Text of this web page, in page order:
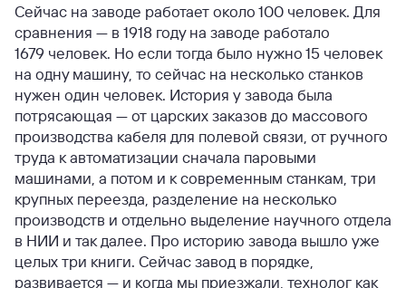
Сейчас на заводе работает около 100 человек. Для
сравнения — в 1918 году на заводе работало
1679 человек. Но если тогда было нужно 15 человек
на одну машину, то сейчас на несколько станков
нужен один человек. История у завода была
потрясающая — от царских заказов до массового
производства кабеля для полевой связи, от ручного
труда к автоматизации сначала паровыми
машинами, а потом и к современным станкам, три
крупных переезда, разделение на несколько
производств и отдельно выделение научного отдела
в НИИ и так далее. Про историю завода вышло уже
целых три книги. Сейчас завод в порядке,
развивается — и когда мы приезжали, технолог как